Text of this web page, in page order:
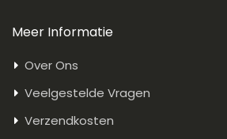
Meer Informatie
Over Ons
Veelgestelde Vragen
Verzendkosten